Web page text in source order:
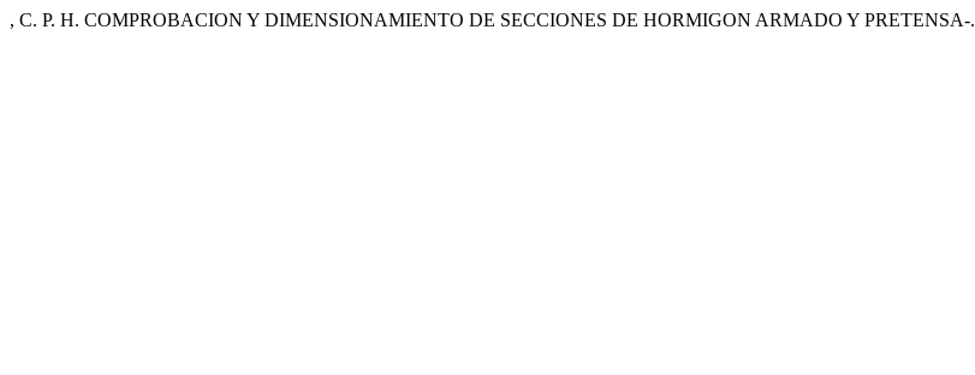
, C. P. H. COMPROBACION Y DIMENSIONAMIENTO DE SECCIONES DE HORMIGON ARMADO Y PRETENSA-.